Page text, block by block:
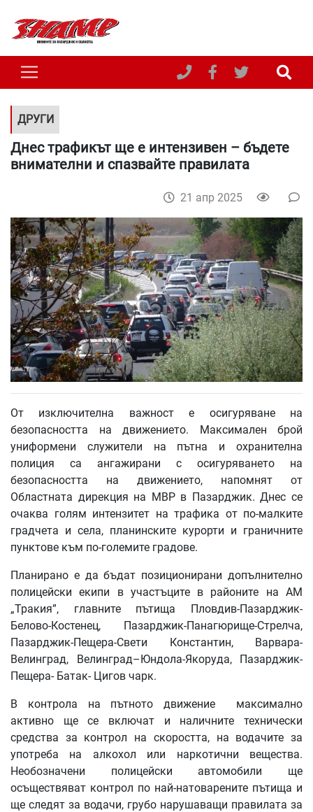
ДРУГИ
Днес трафикът ще е интензивен – бъдете
внимателни и спазвайте правилата
21 апр 2025
От изключителна важност е осигуряване на
безопасността на движението. Максимален брой
униформени служители на пътна и охранителна
полиция са ангажирани с осигуряването на
безопасността на движението, напомнят от
Областната дирекция на МВР в Пазарджик. Днес се
очаква голям интензитет на трафика от по-малките
градчета и села, планинските курорти и граничните
пунктове към по-големите градове.
Планирано е да бъдат позиционирани допълнително
полицейски екипи в участъците в районите на АМ
„Тракия”, главните пътища Пловдив-Пазарджик-
Белово-Костенец, Пазарджик-Панагюрище-Стрелча,
Пазарджик-Пещера-Свети Константин, Варвара-
Велинград, Велинград–Юндола-Якоруда, Пазарджик-
Пещера- Батак- Цигов чарк.
В контрола на пътното движение максимално
активно ще се включат и наличните технически
средства за контрол на скоростта, на водачите за
употреба на алкохол или наркотични вещества.
Необозначени полицейски автомобили ще
осъществяват контрол по най-натоварените пътища и
ще следят за водачи, грубо нарушаващи правилата за